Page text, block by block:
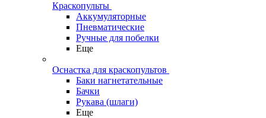
Краскопульты
Аккумуляторные
Пневматические
Ручные для побелки
Еще
Оснастка для краскопультов
Баки нагнетательные
Бачки
Рукава (шлаги)
Еще